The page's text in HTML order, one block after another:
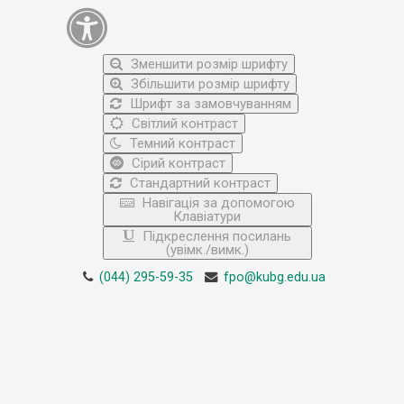
Зменшити розмір шрифту
Збільшити розмір шрифту
Шрифт за замовчуванням
Світлий контраст
Темний контраст
Сірий контраст
Стандартний контраст
Навігація за допомогою
Клавіатури
Підкреслення посилань
(увімк./вимк.)
(044) 295-59-35 fpo@kubg.edu.ua